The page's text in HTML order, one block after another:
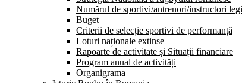
Numărul de sportivi/antrenori/instructori
Buget
Criterii de selecție sportivi de performanță
Loturi naționale extinse
Rapoarte de activitate și Situații financiare
Program anual de activități
Organigrama